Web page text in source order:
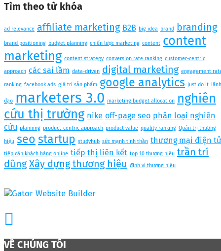
Tìm theo từ khóa
ad relevance affiliate marketing B2B big idea brand branding
brand positioning budget planning chiến lược marketing content content
marketing content strategy conversion rate ranking customer-centric
approach các sai lầm data-driven digital marketing engagement
ranking facebook ads giá trị sản phẩm google analytics just do it lãnh
đạo marketers 3.0 marketing budget allocation nghiên
cứu thị trường nike off-page seo phân loại nghiên
cứu planning product-centric approach product value quality ranking Quản trị thương
hiệu seo startup studyhub sức mạnh tinh thần thương mại điện tử
tiếp cận khách hàng online tiếp thị liên kết top 10 thương hiệu trần trí
dũng Xây dựng thương hiệu định vị thương hiệu
VỀ CHÚNG TÔI